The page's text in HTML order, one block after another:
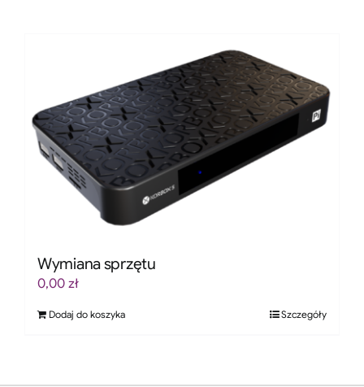
Wymiana sprzętu
0,00 zł
Dodaj do koszyka Szczegóły